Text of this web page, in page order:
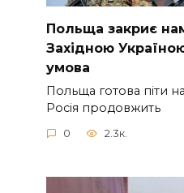
Польща закриє
Західною
умова
Польща готова піти
Росія продовжить
0 2.3к.